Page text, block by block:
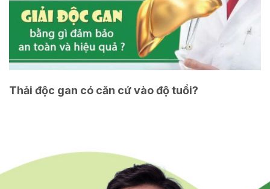
Thải độc gan có căn cứ vào độ tuổi?